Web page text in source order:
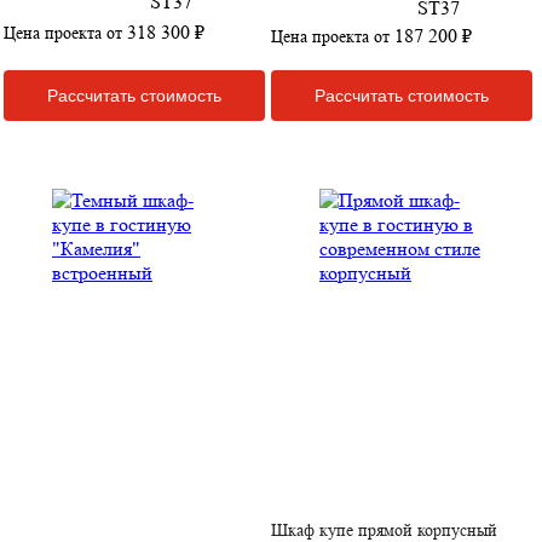
Цена проекта от 318 300 ₽
Рассчитать стоимость
Цена проекта от 187 200 ₽
Рассчитать стоимость
Шкаф купе прямой корпусный